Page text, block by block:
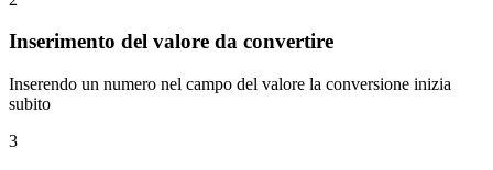
Inserimento del valore da convertire
Inserendo un numero nel campo del valore la conversione inizia
subito
3